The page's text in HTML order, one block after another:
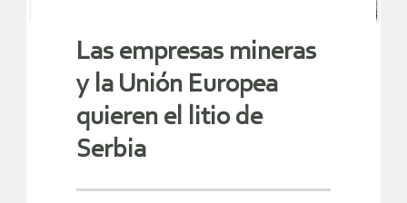
Las empresas mineras
y la Unión Europea
quieren el litio de
Serbia